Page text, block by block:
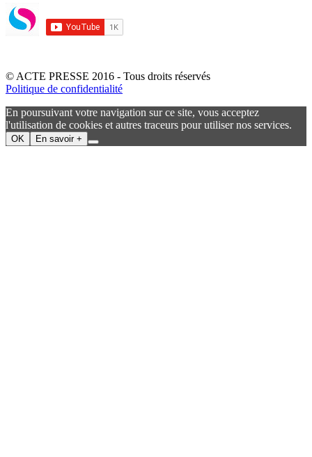
© ACTE PRESSE 2016 - Tous droits réservés
Politique de confidentialité
En poursuivant votre navigation sur ce site, vous acceptez
l'utilisation de cookies et autres traceurs pour utiliser nos services.
OK En savoir +